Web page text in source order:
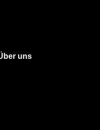
uns